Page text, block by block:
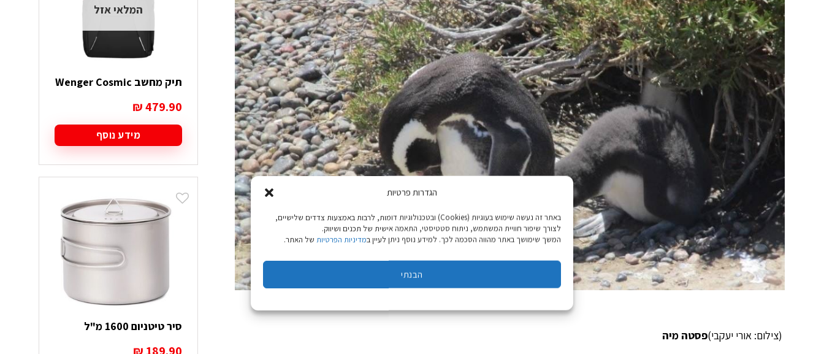
הגדרות פרטיות
באתר זה נעשה שימוש בעוגיות (Cookies) ובטכנולוגיות דומות, לרבות באמצעות צדדים שלישיים,
לצורך שיפור חוויית המשתמש, ניתוח סטטיסטי, התאמה אישית של תכנים ושיווק.
המשך שימושך באתר מהווה הסכמה לכך. למידע נוסף ניתן לעיין במדיניות הפרטיות של האתר.
הבנתי
(צילום: אורי יעקבי)פסטה מיה
המלאי אזל
תיק מחשב Wenger Cosmic
₪479.90
מידע נוסף
סיר טיטניום 1600 מ"ל
₪ 189.90